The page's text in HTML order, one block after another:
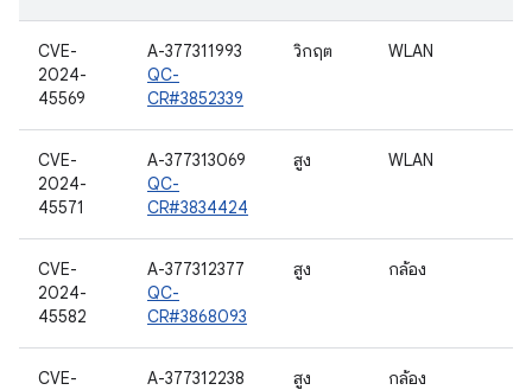
CVE-
2024-
45569
A-377311993
QC-
CR#3852339
วิกฤต WLAN
CVE-
2024-
45571
A-377313069
QC-
CR#3834424
สูง WLAN
CVE-
2024-
45582
A-377312377
QC-
CR#3868093
สูง กล้อง
CVE-
A-377312238
สูง กล้อง